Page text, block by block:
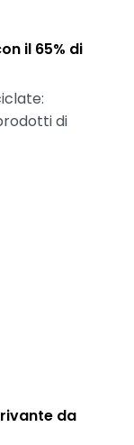
il 65% di
di
da